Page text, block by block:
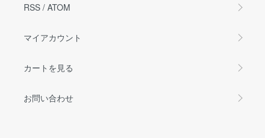
RSS / ATOM
マイアカウント
カートを見る
お問い合わせ